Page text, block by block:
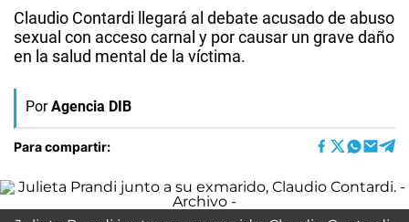
Claudio Contardi llegará al debate acusado de abuso
sexual con acceso carnal y por causar un grave daño
en la salud mental de la víctima.
Por Agencia DIB
Para compartir: